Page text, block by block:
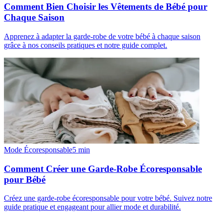
Comment Bien Choisir les Vêtements de Bébé pour
Chaque Saison
Apprenez à adapter la garde-robe de votre bébé à chaque saison
grâce à nos conseils pratiques et notre guide complet.
Mode Écoresponsable5 min
Comment Créer une Garde-Robe Écoresponsable
pour Bébé
Créez une garde-robe écoresponsable pour votre bébé. Suivez notre
guide pratique et engageant pour allier mode et durabilité.